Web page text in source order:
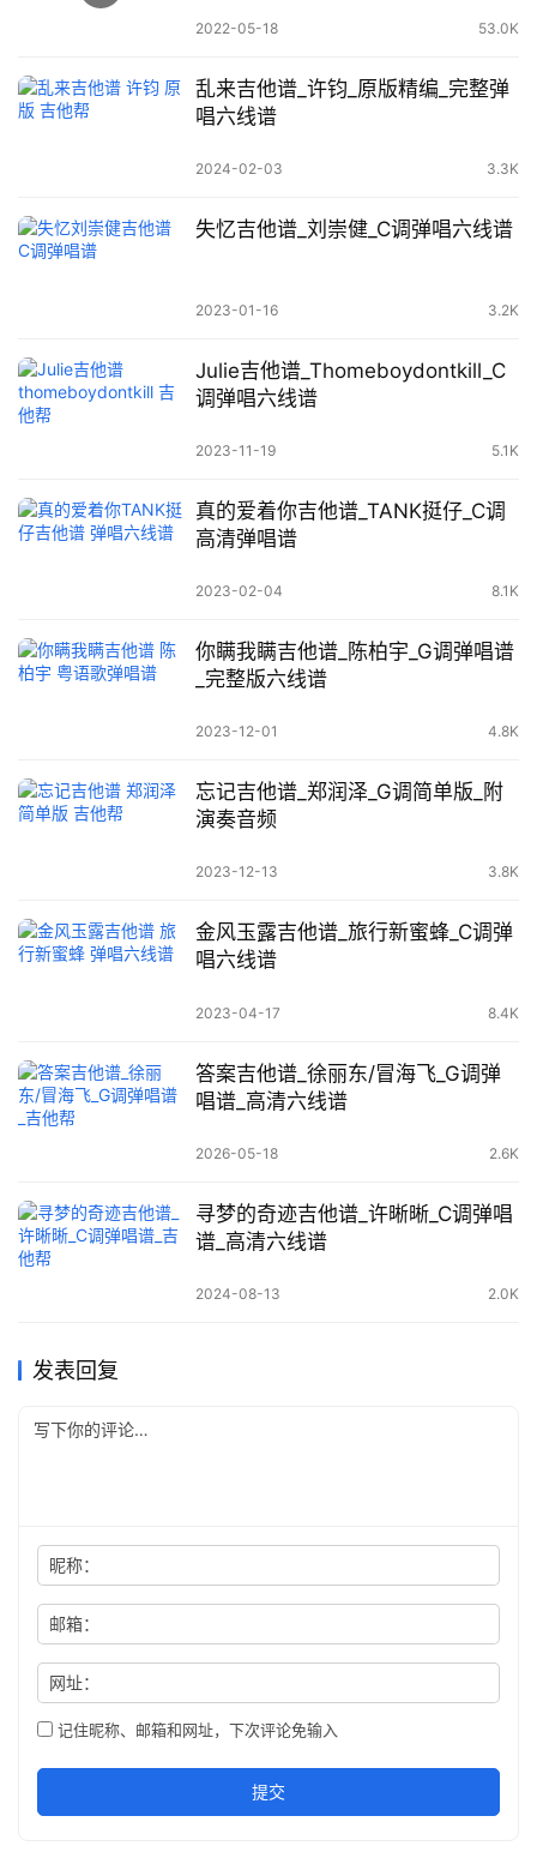
2022-05-18 53.0K
乱来吉他谱_许钧_原版精编_完整弹
唱六线谱
2024-02-03 3.3K
失忆吉他谱_刘崇健_C调弹唱六线谱
2023-01-16 3.2K
Julie吉他谱_Thomeboydontkill_C
调弹唱六线谱
2023-11-19 5.1K
真的爱着你吉他谱_TANK挺仔_C调
高清弹唱谱
2023-02-04 8.1K
你瞒我瞒吉他谱_陈柏宇_G调弹唱谱
_完整版六线谱
2023-12-01 4.8K
忘记吉他谱_郑润泽_G调简单版_附
演奏音频
2023-12-13 3.8K
金风玉露吉他谱_旅行新蜜蜂_C调弹
唱六线谱
2023-04-17 8.4K
答案吉他谱_徐丽东/冒海飞_G调弹
唱谱_高清六线谱
2026-05-18 2.6K
寻梦的奇迹吉他谱_许晰晰_C调弹唱
谱_高清六线谱
2024-08-13 2.0K
发表回复
昵称：
邮箱：
网址：
记住昵称、邮箱和网址，下次评论免输入
提交